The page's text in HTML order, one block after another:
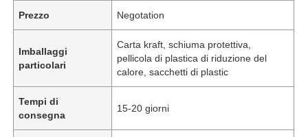
Prezzo Negotation
Imballaggi
particolari
Carta kraft, schiuma protettiva,
pellicola di plastica di riduzione del
calore, sacchetti di plastic
Tempi di
consegna
15-20 giorni